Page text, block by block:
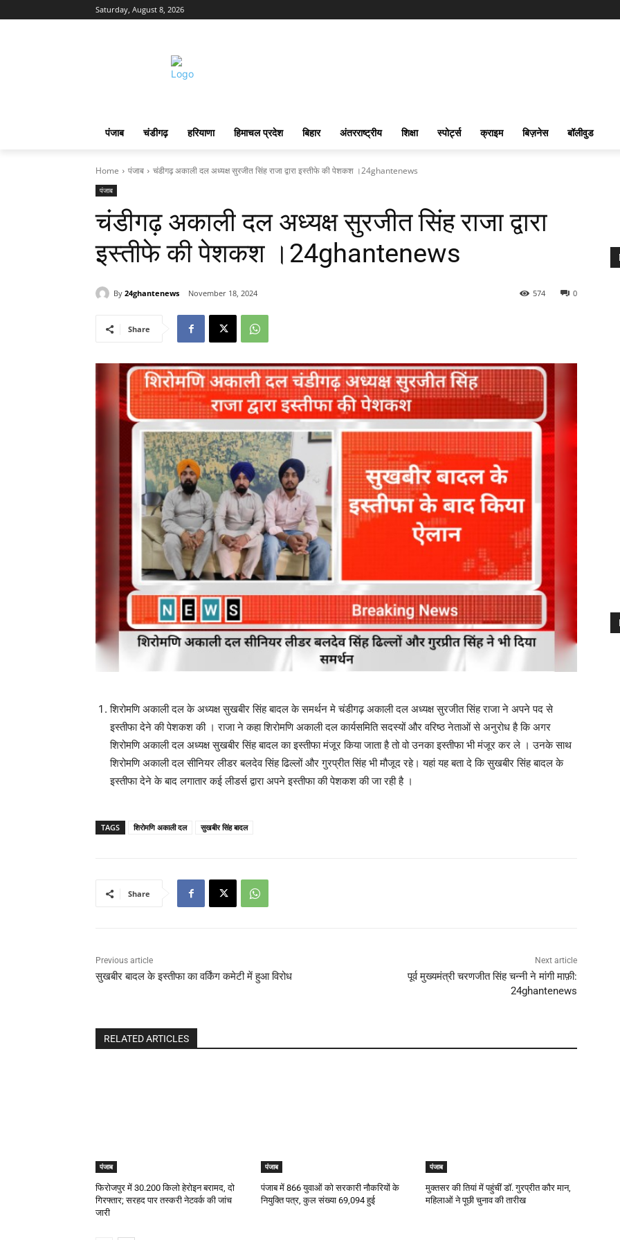
Saturday, August 8, 2026
पंजाब चंडीगढ़ हरियाणा हिमाचल प्रदेश बिहार अंतरराष्ट्रीय शिक्षा स्पोर्ट्स क्राइम बिज़नेस बॉलीवुड
Home पंजाब चंडीगढ़ अकाली दल अध्यक्ष सुरजीत सिंह राजा द्वारा इस्तीफे की पेशकश ।24ghantenews
पंजाब
चंडीगढ़ अकाली दल अध्यक्ष सुरजीत सिंह राजा द्वारा
इस्तीफे की पेशकश ।24ghantenews
By 24ghantenews November 18, 2024 0
574
Share
शिरोमणि अकाली दल के अध्यक्ष सुखबीर सिंह बादल के समर्थन मे चंडीगढ़ अकाली दल अध्यक्ष सुरजीत सिंह राजा ने अपने पद से
इस्तीफा देने की पेशकश की । राजा ने कहा शिरोमणि अकाली दल कार्यसमिति सदस्यों और वरिष्ठ नेताओं से अनुरोध है कि अगर
शिरोमणि अकाली दल अध्यक्ष सुखबीर सिंह बादल का इस्तीफा मंजूर किया जाता है तो वो उनका इस्तीफा भी मंजूर कर ले । उनके साथ
शिरोमणि अकाली दल सीनियर लीडर बलदेव सिंह ढिल्लों और गुरप्रीत सिंह भी मौजूद रहे। यहां यह बता दे कि सुखबीर सिंह बादल के
इस्तीफा देने के बाद लगातार कई लीडर्स द्वारा अपने इस्तीफा की पेशकश की जा रही है ।
TAGS शिरोमणि अकाली दल सुखबीर सिंह बादल
Share
Previous article
सुखबीर बादल के इस्तीफा का वर्किंग कमेटी में हुआ विरोध
Next article
पूर्व मुख्यमंत्री चरणजीत सिंह चन्नी ने मांगी माफ़ी:
24ghantenews
RELATED ARTICLES
पंजाब
फिरोजपुर में 30.200 किलो हेरोइन बरामद, दो
गिरफ्तार; सरहद पार तस्करी नेटवर्क की जांच
जारी
पंजाब
पंजाब में 866 युवाओं को सरकारी नौकरियों के
नियुक्ति पत्र, कुल संख्या 69,094 हुई
पंजाब
मुक्तसर की तियां में पहुंचीं डॉ. गुरप्रीत कौर मान,
महिलाओं ने पूछी चुनाव की तारीख